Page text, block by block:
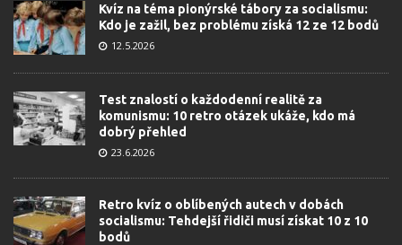
Kvíz na téma pionýrské tábory za socialismu:
Kdo je zažil, bez problému získá 12 ze 12 bodů
12.5.2026
Test znalostí o každodenní realitě za
komunismu: 10 retro otázek ukáže, kdo má
dobrý přehled
23.6.2026
Retro kvíz o oblíbených autech v dobách
socialismu: Tehdejší řidiči musí získat 10 z 10
bodů